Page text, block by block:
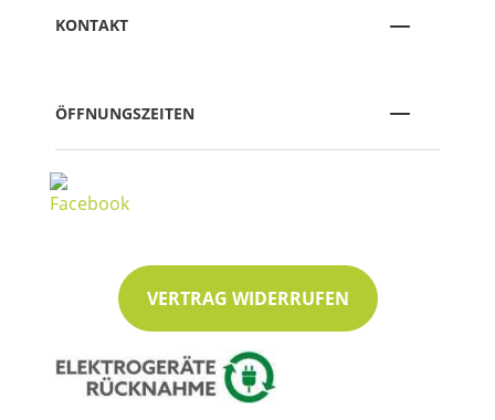
KONTAKT
ÖFFNUNGSZEITEN
VERTRAG WIDERRUFEN